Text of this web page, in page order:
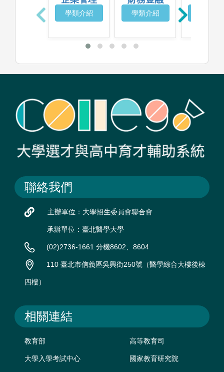
學類介紹 學類介紹
聯絡我們
主辦單位：大學招生委員會聯合會
承辦單位：臺北醫學大學
(02)2736-1661 分機8602、8604
110 臺北市信義區吳興街250號（醫學綜合大樓後棟
四樓）
相關連結
教育部 高等教育司
大學入學考試中心 國家教育研究院